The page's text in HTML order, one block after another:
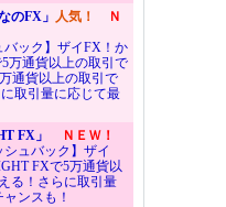
のFX」 人気！
Ｎ
バック】ザイFX！か
万通貨以上の取引で
通貨以上の取引で
取引量に応じて最
FX」
ＮＥＷ！
シュバック】ザイ
FXで5万通貨以
る！さらに取引量
ンスも！